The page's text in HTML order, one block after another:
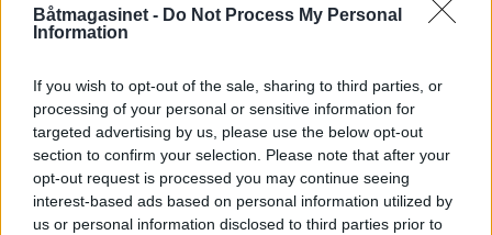
Båtmagasinet - Do Not Process My Personal
Information
If you wish to opt-out of the sale, sharing to third parties, or
processing of your personal or sensitive information for
targeted advertising by us, please use the below opt-out
section to confirm your selection. Please note that after your
opt-out request is processed you may continue seeing
interest-based ads based on personal information utilized by
us or personal information disclosed to third parties prior to